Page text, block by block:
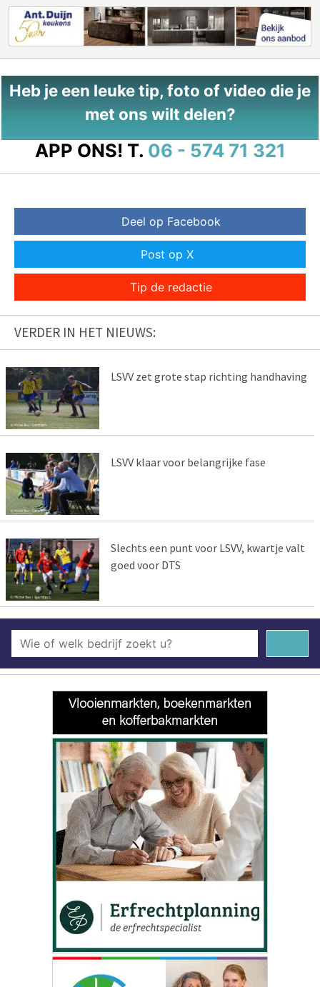
Heb je een leuke tip, foto of video die je
met ons wilt delen?
APP ONS! T. 06 - 574 71 321
Deel op Facebook
Post op X
Tip de redactie
VERDER IN HET NIEUWS:
LSVV zet grote stap richting handhaving
LSVV klaar voor belangrijke fase
Slechts een punt voor LSVV, kwartje valt
goed voor DTS